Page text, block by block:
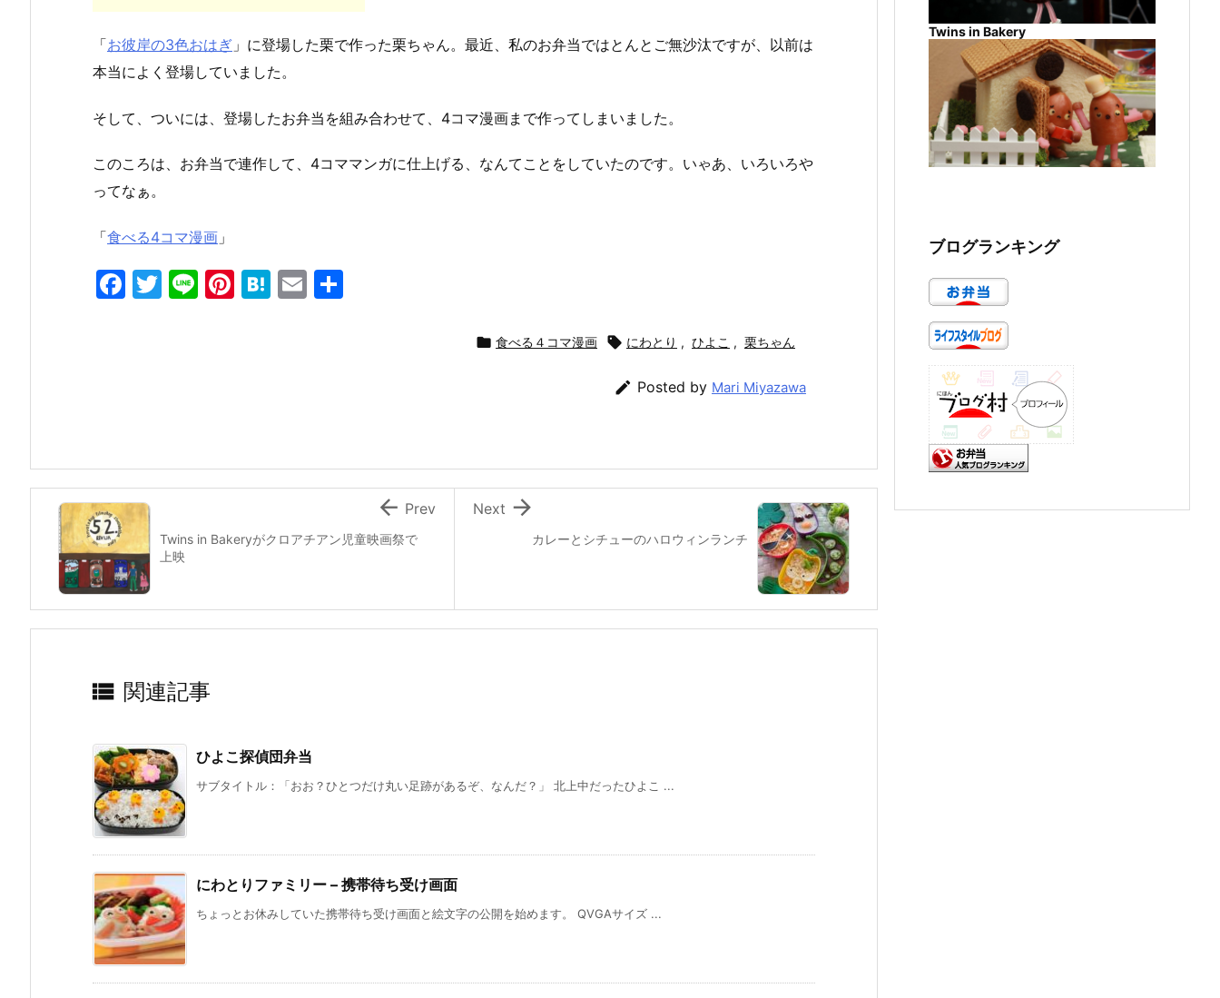
「お彼岸の3色おはぎ 」に登場した栗で作った栗ちゃん。最近、私のお弁当ではとんとご無沙汰ですが、以前は
本当によく登場していました。
そして、ついには、登場したお弁当を組み合わせて、4コマ漫画まで作ってしまいました。
このころは、お弁当で連作して、4コママンガに仕上げる、なんてことをしていたのです。いゃあ、いろいろや
ってなぁ。
「食べる4コマ漫画 」
F
k
T
Li Pi H
E
 食べる４コマ漫画  にわとり , ひよこ , 栗ちゃん
 Posted by Mari Miyazawa
カレーとシチューのハロウィンランチ

Next
Twins in Bakeryがクロアチアン児童映画祭で
上映
 Prev
 関連記事
ひよこ探偵団弁当
サブタイトル：「おお？ひとつだけ丸い足跡があるぞ、なんだ？」 北上中だったひよこ ...
にわとりファミリー – 携帯待ち受け画面
ちょっとお休みしていた携帯待ち受け画面と絵文字の公開を始めます。 QVGAサイズ ...
Twins in Bakery
ブログランキング